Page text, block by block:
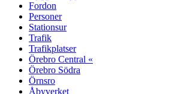
Fordon
Personer
Stationsur
Trafik
Trafikplatser
Örebro Central «
Örebro Södra
Örnsro
Åbyverket